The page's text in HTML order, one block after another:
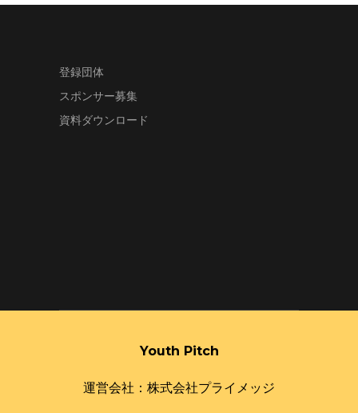
登録団体
スポンサー募集
資料ダウンロード
Youth Pitch
運営会社：株式会社プライメッジ